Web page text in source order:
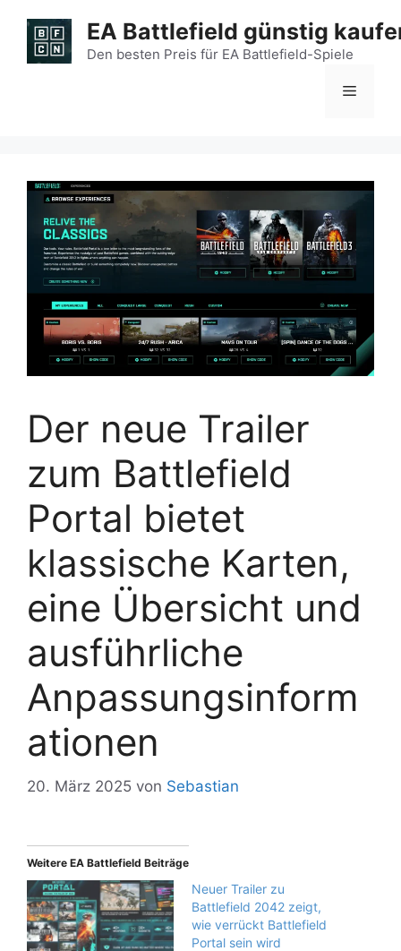
Inhalt
springen
EA Battlefield günstig
Den besten Preis für EA Battlefield-Spiele
Menü
Der neue Trailer
zum Battlefield
Portal bietet
klassische Karten,
eine Übersicht und
ausführliche
Anpassungsinform
ationen
20. März 2025 von Sebastian
Weitere EA Battlefield Beiträge
Neuer Trailer zu
Battlefield 2042 zeigt,
wie verrückt Battlefield
Portal sein wird